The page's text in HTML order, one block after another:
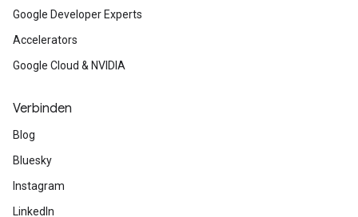
Google Developer Experts
Accelerators
Google Cloud & NVIDIA
Verbinden
Blog
Bluesky
Instagram
LinkedIn